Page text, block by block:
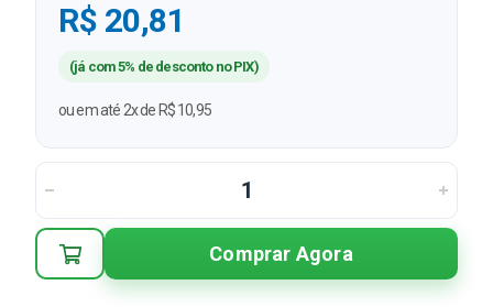
R$ 20,81
(já com 5% de desconto no PIX)
ou em até 2x de R$ 10,95
Comprar Agora